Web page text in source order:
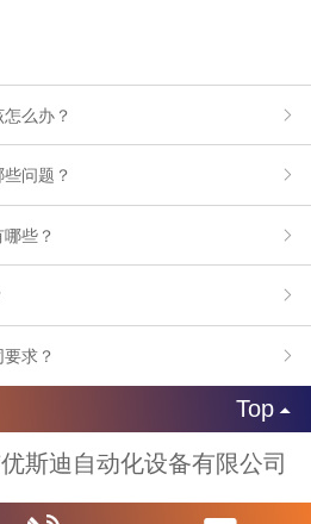
么办？
问题？
些？
求？
Top
斯迪自动化设备有限公司